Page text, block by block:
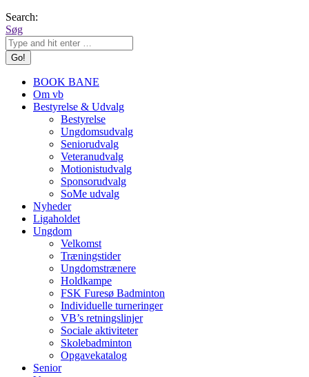
Search:
Søg
BOOK BANE
Om vb
Bestyrelse & Udvalg
Bestyrelse
Ungdomsudvalg
Seniorudvalg
Veteranudvalg
Motionistudvalg
Sponsorudvalg
SoMe udvalg
Nyheder
Ligaholdet
Ungdom
Velkomst
Træningstider
Ungdomstrænere
Holdkampe
FSK Furesø Badminton
Individuelle turneringer
VB’s retningslinjer
Sociale aktiviteter
Skolebadminton
Opgavekatalog
Senior